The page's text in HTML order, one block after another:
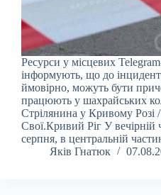
Ресурси у місцевих
інформують, що до
ймовірно, можуть бути
працюють у шахрайських
Стрілянина у Кривому Розі
Свої.Кривий Ріг У вечірній
серпня, в центральній
Яків Гнатюк